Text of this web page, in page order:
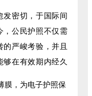
发密切，于国际间
，公民护照不仅需
严峻考验，并且
在有效期内经久